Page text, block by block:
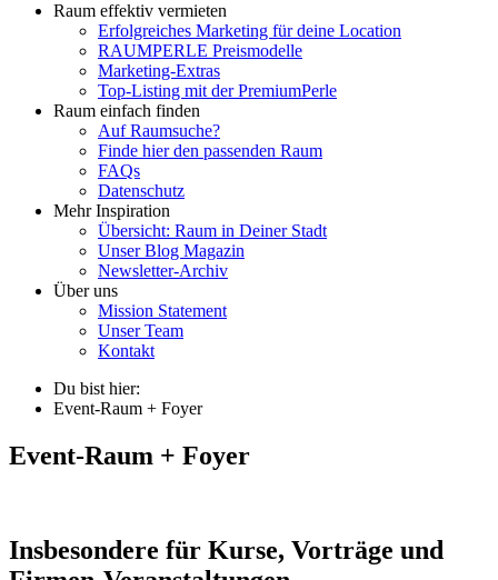
Raum effektiv vermieten
Erfolgreiches Marketing für deine Location
RAUMPERLE Preismodelle
Marketing-Extras
Top-Listing mit der PremiumPerle
Raum einfach finden
Auf Raumsuche?
Finde hier den passenden Raum
FAQs
Datenschutz
Mehr Inspiration
Übersicht: Raum in Deiner Stadt
Unser Blog Magazin
Newsletter-Archiv
Über uns
Mission Statement
Unser Team
Kontakt
Du bist hier:
Event-Raum + Foyer
Event-Raum + Foyer
Insbesondere für Kurse, Vorträge und